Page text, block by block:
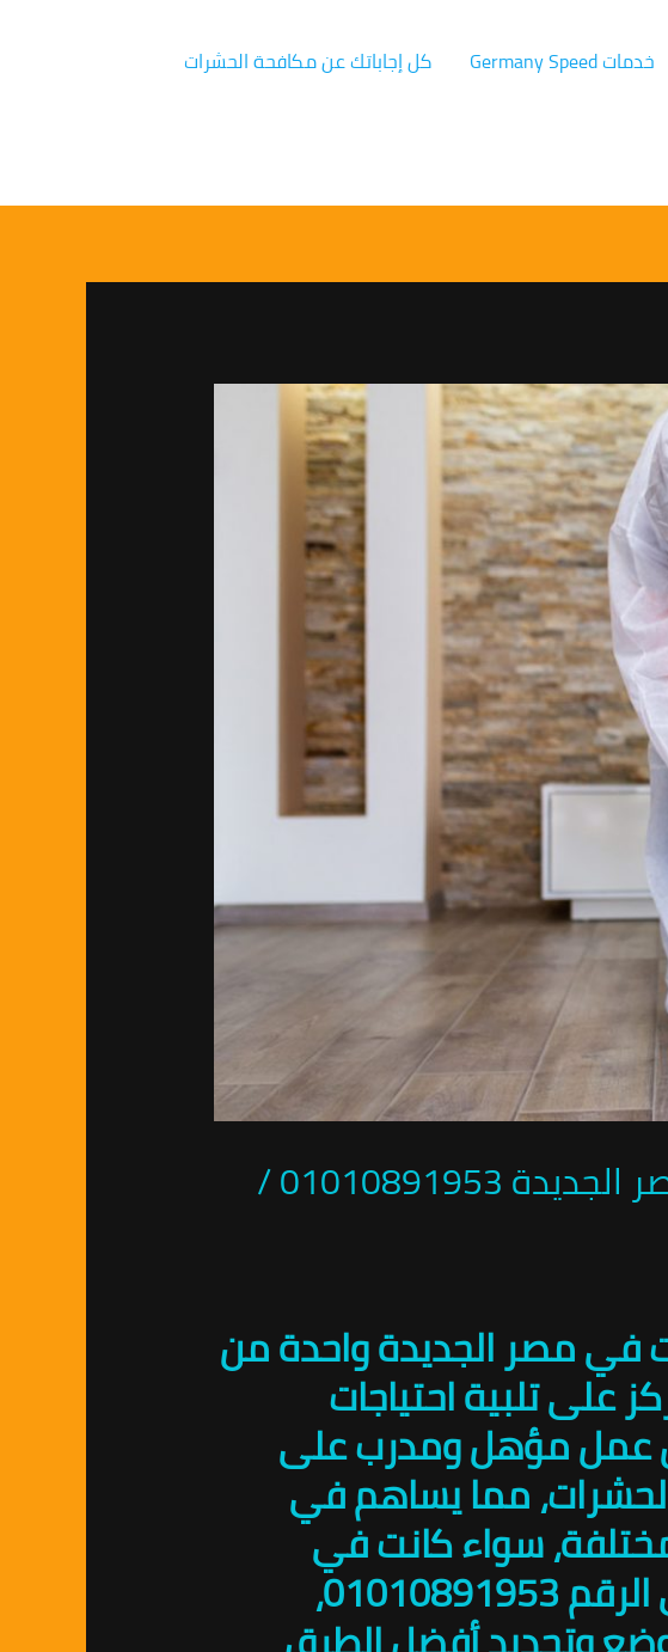
خدمات Germany Speed كل إجاباتك عن مكافحة الحشرات
الشركة الالمانية الاصليه لمكافحة الحشرات فى مصر الجديدة 01010891953 /
في مصر الجديدة واحدة من
على تلبية احتياجات
عمل مؤهل ومدرب على
مما يساهم في
سواء كانت في
المنازل أو في المنشآت التجارية.عند الاتصال على الرقم 01010891953،